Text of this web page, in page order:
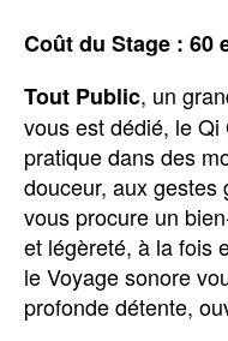
Coût du Stage : 60
Tout Public, un
vous est dédié, le
pratique dans des
douceur, aux gestes
vous procure un
et légèreté, à la fois
le Voyage sonore
profonde détente,